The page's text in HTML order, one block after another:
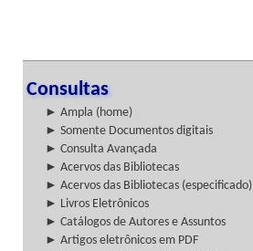
Consultas
► Ampla (home)
► Somente Documentos digitais
► Consulta Avançada
► Acervos das Bibliotecas
► Acervos das Bibliotecas (especificado)
► Livros Eletrônicos
► Catálogos de Autores e Assuntos
► Artigos eletrônicos em PDF